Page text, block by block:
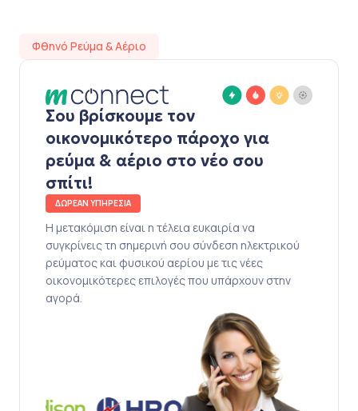
Φθηνό Ρεύμα & Αέριο
Σου βρίσκουμε τον
οικονομικότερο πάροχο για
ρεύμα & αέριο στο νέο σου
σπίτι!
ΔΩΡΕΑΝ ΥΠΗΡΕΣΙΑ
Η μετακόμιση είναι η τέλεια ευκαιρία να
συγκρίνεις τη σημερινή σου σύνδεση ηλεκτρικού
ρεύματος και φυσικού αερίου με τις νέες
οικονομικότερες επιλογές που υπάρχουν στην
αγορά.